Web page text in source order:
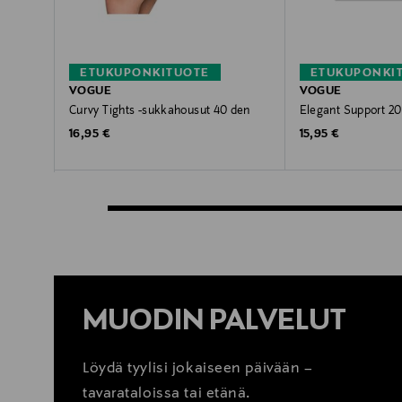
ETUKUPONKITUOTE
VOGUE
Curvy Tights -sukkahousut 40 den
Original Price
16,95 €
VOGUE
Elegant Support
Original Price
15,95 €
MUODIN PALVELUT
Löydä tyylisi jokaiseen päivään –
tavarataloissa tai etänä.